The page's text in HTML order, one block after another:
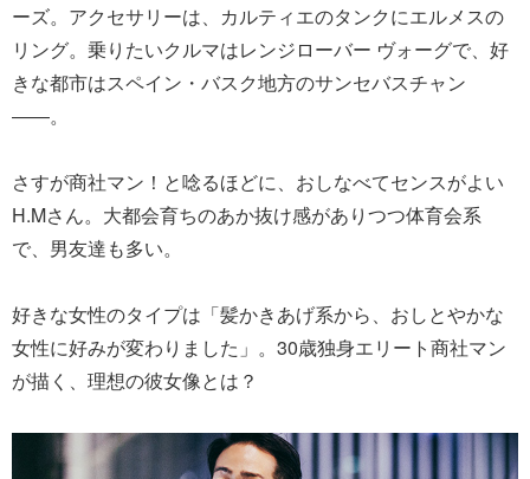
ーズ。アクセサリーは、カルティエのタンクにエルメスの
リング。乗りたいクルマはレンジローバー ヴォーグで、好
きな都市はスペイン・バスク地方のサンセバスチャン
――。
さすが商社マン！と唸るほどに、おしなべてセンスがよい
H.Mさん。大都会育ちのあか抜け感がありつつ体育会系
で、男友達も多い。
好きな女性のタイプは「髪かきあげ系から、おしとやかな
女性に好みが変わりました」。30歳独身エリート商社マン
が描く、理想の彼女像とは？